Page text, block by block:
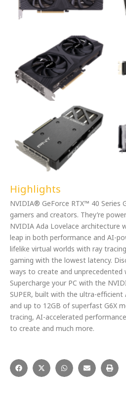
Highlights
NVIDIA®️ GeForce RTX™️ 40 Series
gamers and creators. They’re
NVIDIA Ada Lovelace architecture
leap in both performance and AI-
lifelike virtual worlds with ray
gaming with the lowest latency.
ways to create and unprecedented
Supercharge your PC with the
SUPER, built with the ultra-
and up to 12GB of superfast G6X
tracing, AI-accelerated
to create and much more.